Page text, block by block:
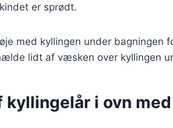
er sprødt.
med kyllingen under bagningen
lidt af væsken over kyllingen
kyllingelår i ovn